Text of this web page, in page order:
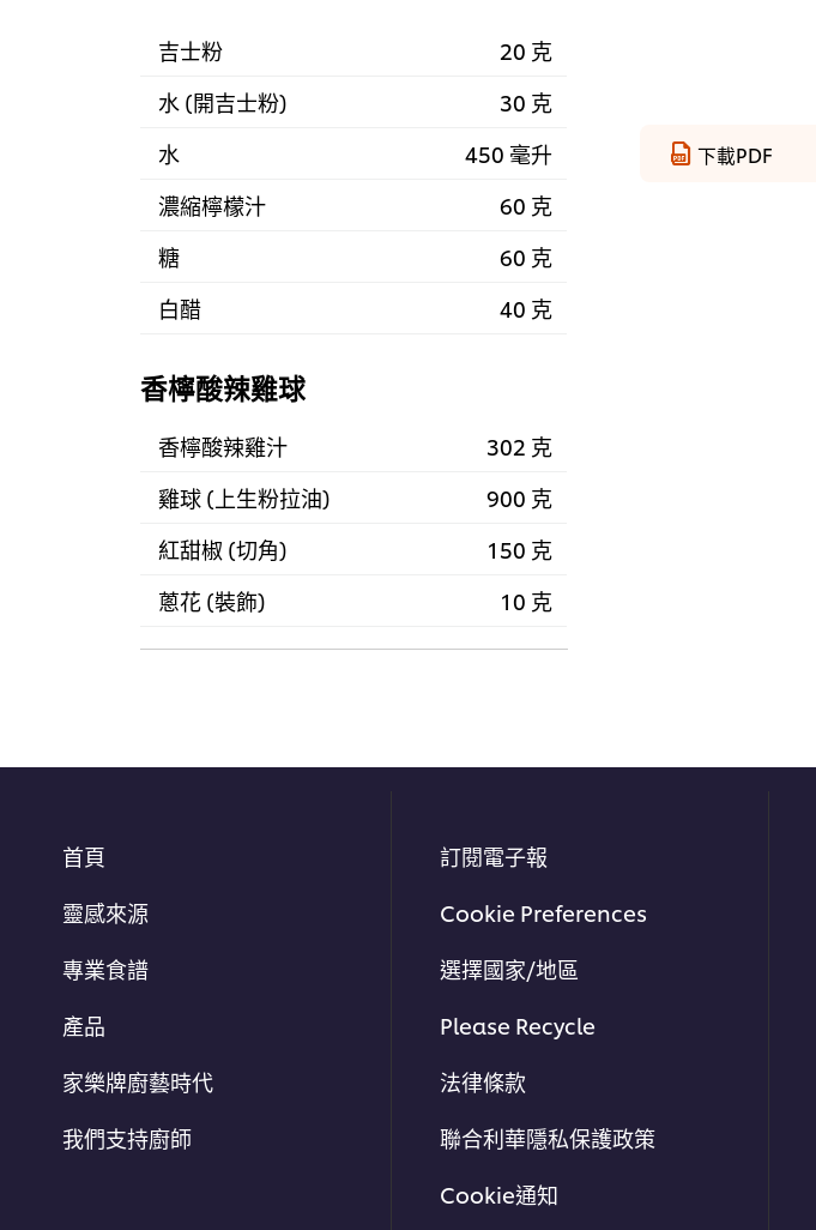
吉士粉
20 克
水 (開吉士粉)
30 克
水
450 毫升
濃縮檸檬汁
60 克
糖
60 克
白醋
40 克
香檸酸辣雞球
香檸酸辣雞汁
302 克
雞球 (上生粉拉油)
900 克
紅甜椒 (切角)
150 克
蔥花 (裝飾)
10 克
下載PDF
首頁
靈感來源
專業食譜
產品
家樂牌廚藝時代
我們支持廚師
訂閱電子報
Cookie Preferences
選擇國家/地區
Please Recycle
法律條款
聯合利華隱私保護政策
Cookie通知